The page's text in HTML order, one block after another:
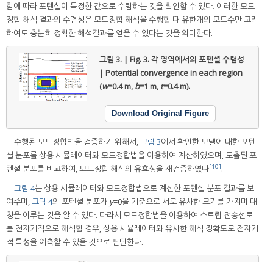
함에 따라 포텐셜이 특정한 값으로 수렴하는 것을 확인할 수 있다. 이러한 모드
정합 해석 결과의 수렴성은 모드정합 해석을 수행할 때 유한개의 모드수만 고려
하여도 충분히 정확한 해석결과를 얻을 수 있다는 것을 의미한다.
그림 3. | Fig. 3.각 영역에서의 포텐셜 수렴성
| Potential convergence in each region
(w=0.4 m, b=1 m, t=0.4 m).
Download Original Figure
수행된 모드정합법을 검증하기 위해서,그림 3에서 확인한 모델에 대한 포텐
셜 분포를 상용 시뮬레이터와 모드정합법을 이용하여 계산하였으며, 도출된 포
텐셜 분포를 비교하여, 모드정합 해석의 유효성을 재검증하였다[10].
그림 4는 상용 시뮬레이터와 모드정합법으로 계산한 포텐셜 분포 결과를 보
여주며,그림 4의 포텐셜 분포가 y=0을 기준으로 서로 유사한 크기를 가지며 대
칭을 이루는 것을 알 수 있다. 따라서 모드정합법을 이용하여 스트립 전송선로
를 전자기적으로 해석할 경우, 상용 시뮬레이터와 유사한 해석 정확도로 전자기
적 특성을 예측할 수 있을 것으로 판단한다.